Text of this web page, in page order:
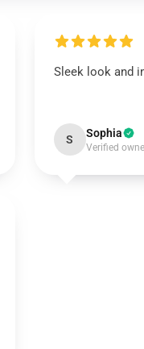
Sleek look and
S Sophia
Verified